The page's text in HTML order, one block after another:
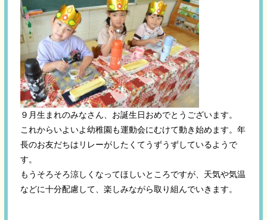
９月生まれのみなさん、お誕生日おめでとうございます。
これからいよいよ幼稚園も運動会にむけて動き始めます。年
長のお友だちはリレーがしたくてうずうずしているようで
す。
もうそろそろ涼しくなってほしいところですが、天気や気温
などに十分配慮して、楽しみながら取り組んでいきます。